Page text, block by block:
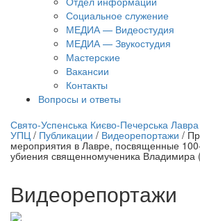
Социальное служение
МЕДИА — Видеостудия
МЕДИА — Звукостудия
Мастерские
Вакансии
Контакты
Вопросы и ответы
трансляция | 12 сентября
Свято-Успенська Києво-Печерська
УПЦ / Публикации / Видеорепортажи /
мероприятия в Лавре, посвященные
убиения священномученика Владимира
Видеорепортажи